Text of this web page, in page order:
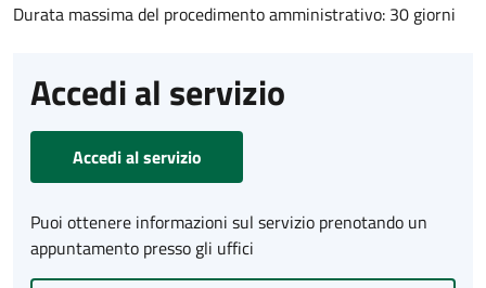
Durata massima del procedimento amministrativo: 30 giorni
Accedi al servizio
Accedi al servizio
Puoi ottenere informazioni sul servizio prenotando un
appuntamento presso gli uffici